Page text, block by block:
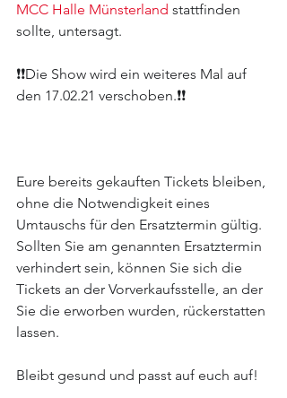
MCC Halle Münsterland stattfinden
sollte, untersagt.
❗️❗️Die Show wird ein weiteres Mal auf
den 17.02.21 verschoben.❗️❗️
Eure bereits gekauften Tickets bleiben,
ohne die Notwendigkeit eines
Umtauschs für den Ersatztermin gültig.
Sollten Sie am genannten Ersatztermin
verhindert sein, können Sie sich die
Tickets an der Vorverkaufsstelle, an der
Sie die erworben wurden, rückerstatten
lassen.
Bleibt gesund und passt auf euch auf!